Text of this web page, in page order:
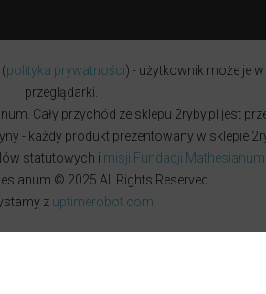
polityka prywatności) - użytkownik może je
przeglądarki.
Cały przychód ze sklepu 2ryby.pl jest
- każdy produkt prezentowany w sklepie
statutowych i misji Fundacji Mathesianum
© 2025 All Rights Reserved
z uptimerobot.com